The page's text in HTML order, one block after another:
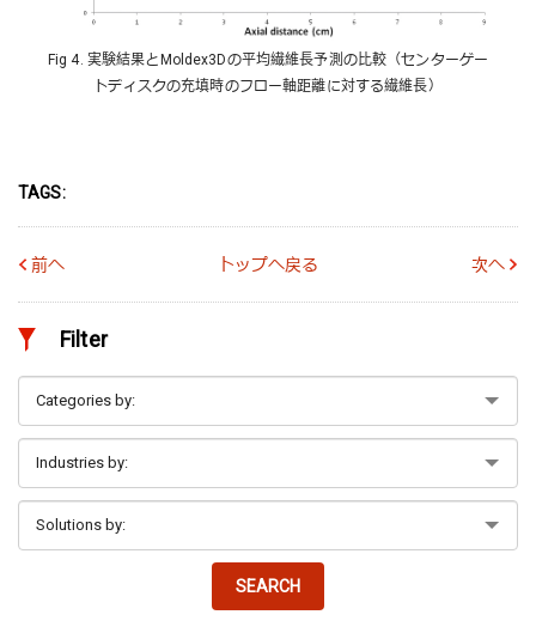
Fig 4. 実験結果とMoldex3Dの平均繊維長予測の比較（センターゲー
トディスクの充填時のフロー軸距離に対する繊維長）
TAGS:
前へ トップへ戻る 次へ
Filter
SEARCH